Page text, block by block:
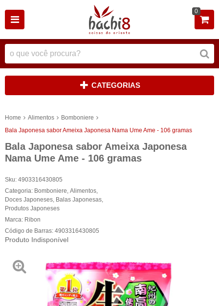
0
CATEGORIAS
Home Alimentos
Bomboniere
Bala Japonesa sabor Ameixa Japonesa Nama Ume Ame - 106 gramas
Bala Japonesa sabor Ameixa Japonesa
Nama Ume Ame - 106 gramas
Sku: 4903316430805
Categoria: Bomboniere Alimentos
Doces Japoneses Balas Japonesas
Produtos Japoneses
Marca: Ribon
Código de Barras: 4903316430805
Produto Indisponível